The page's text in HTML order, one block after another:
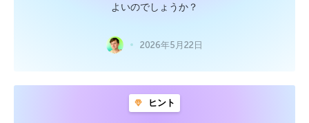
よいのでしょうか？
2026年5月22日
ヒント